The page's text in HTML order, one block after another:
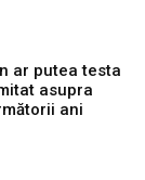
ar putea testa
asupra
ani